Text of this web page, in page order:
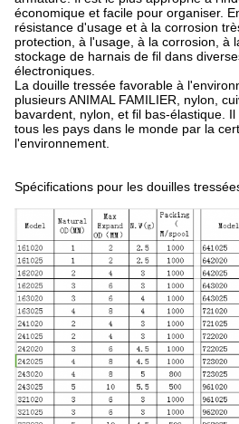
économique et facile pour organiser.
résistance d'usage et à la corrosion
protection, à l'usage, à la corrosion, à
stockage de harnais de fil dans
électroniques.
La douille tressée favorable à
plusieurs ANIMAL FAMILIER, nylon,
bavardent, nylon, et fil bas-élastique.
tous les pays dans le monde par la
l'environnement.
Spécifications pour les douilles